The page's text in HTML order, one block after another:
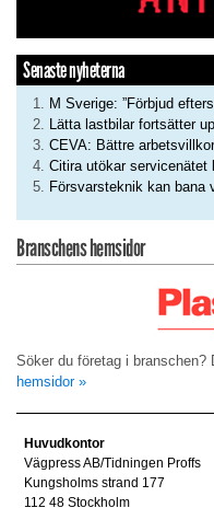
Senaste nyheterna
M Sverige: ”Förbjud
Lätta lastbilar fortsätter
CEVA: Bättre
Citira utökar servicenätet
Försvarsteknik kan bana
Branschens hemsidor
Söker du företag i branschen?
hemsidor »
Huvudkontor
Vägpress AB/Tidningen Proffs
Kungsholms strand 177
112 48 Stockholm